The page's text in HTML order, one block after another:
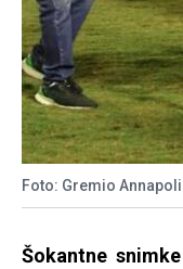
Foto: Gremio
Šokantne